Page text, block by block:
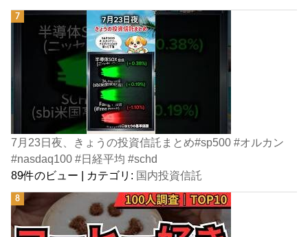
7月23日夜、きょうの投資信託まとめ#sp500 #オルカン
#nasdaq100 #日経平均 #schd
89件のビュー | カテゴリ: 国内投資信託